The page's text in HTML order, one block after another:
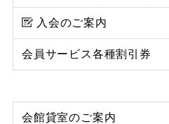
入会のご案内
会員サービス各種割引券
会館貸室のご案内